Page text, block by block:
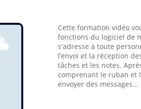
Cette formation vidéo
fonctions du logiciel de
s'adresse à toute
l’envoi et la réception
tâches et les notes.
comprenant le ruban et
envoyer des messages...